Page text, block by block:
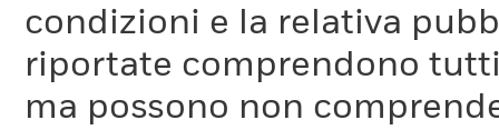
condizioni e la relativa
riportate comprendono
ma possono non